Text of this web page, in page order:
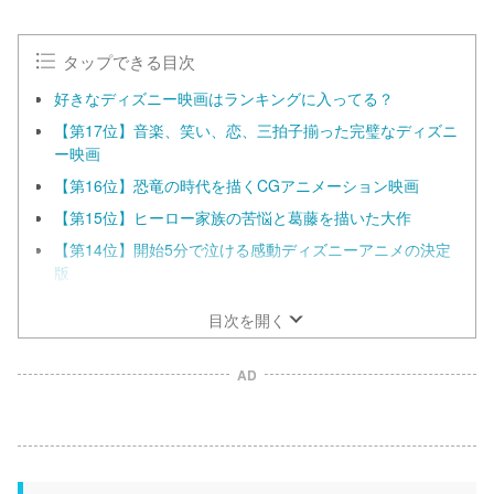
タップできる目次
好きなディズニー映画はランキングに入ってる？
【第17位】音楽、笑い、恋、三拍子揃った完璧なディズニ
ー映画
【第16位】恐竜の時代を描くCGアニメーション映画
【第15位】ヒーロー家族の苦悩と葛藤を描いた大作
【第14位】開始5分で泣ける感動ディズニーアニメの決定
版
目次を開く
AD